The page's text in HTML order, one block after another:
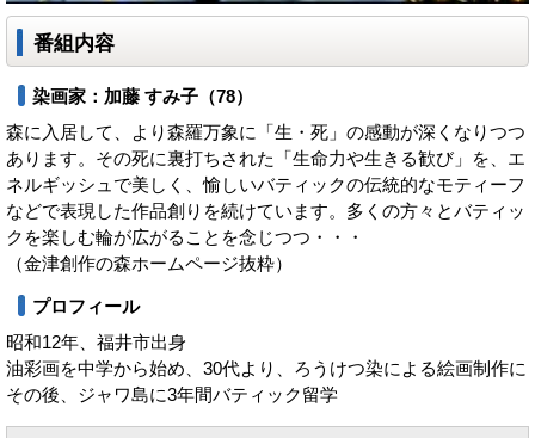
番組内容
染画家：加藤 すみ子（78）
森に入居して、より森羅万象に「生・死」の感動が深くなりつつ
あります。その死に裏打ちされた「生命力や生きる歓び」を、エ
ネルギッシュで美しく、愉しいバティックの伝統的なモティーフ
などで表現した作品創りを続けています。多くの方々とバティッ
クを楽しむ輪が広がることを念じつつ・・・
（金津創作の森ホームページ抜粋）
プロフィール
昭和12年、福井市出身
油彩画を中学から始め、30代より、ろうけつ染による絵画制作に
その後、ジャワ島に3年間バティック留学